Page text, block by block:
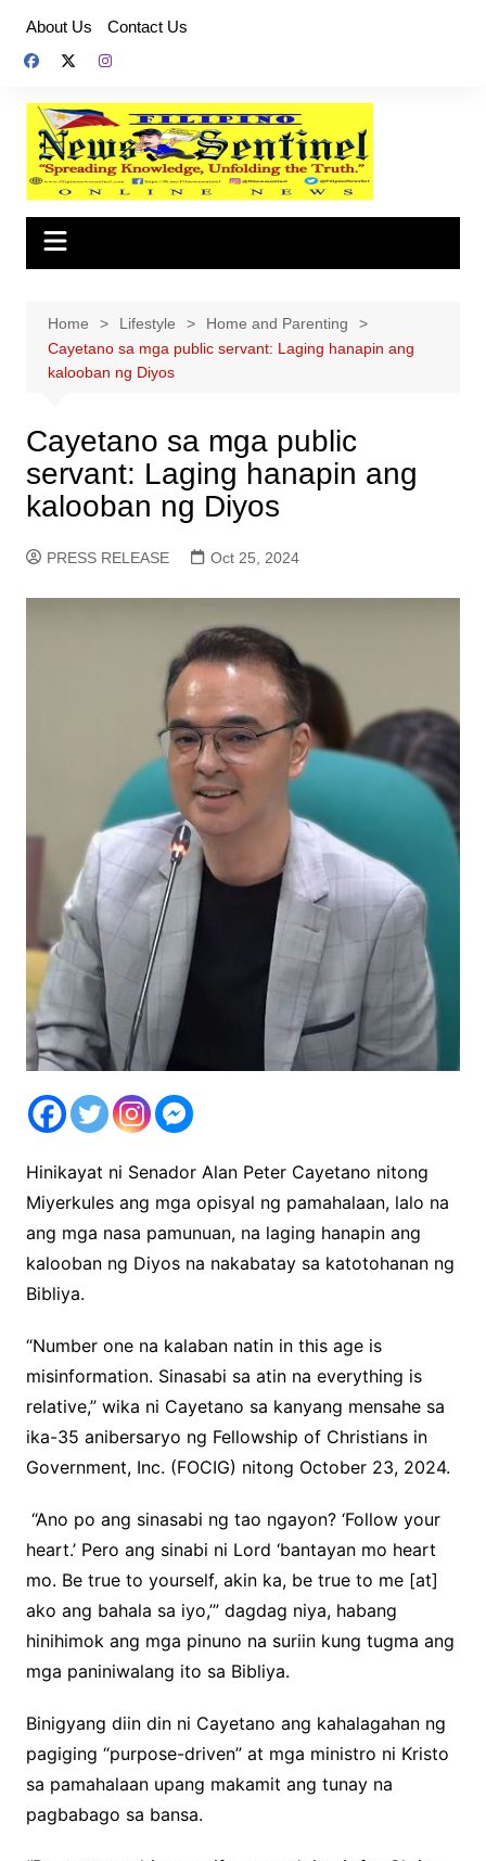
content
About Us Contact Us
Home Lifestyle
Home and Parenting
Cayetano sa mga public servant: Laging hanapin ang
kalooban ng Diyos
Cayetano sa mga public
servant: Laging hanapin ang
kalooban ng Diyos
PRESS RELEASE Oct 25, 2024
Hinikayat ni Senador Alan Peter Cayetano nitong
Miyerkules ang mga opisyal ng pamahalaan, lalo na
ang mga nasa pamunuan, na laging hanapin ang
kalooban ng Diyos na nakabatay sa katotohanan ng
Bibliya.
“Number one na kalaban natin in this age is
misinformation. Sinasabi sa atin na everything is
relative,” wika ni Cayetano sa kanyang mensahe sa
ika-35 anibersaryo ng Fellowship of Christians in
Government, Inc. (FOCIG) nitong October 23, 2024.
“Ano po ang sinasabi ng tao ngayon? ‘Follow your
heart.’ Pero ang sinabi ni Lord ‘bantayan mo heart
mo. Be true to yourself, akin ka, be true to me [at]
ako ang bahala sa iyo,’” dagdag niya, habang
hinihimok ang mga pinuno na suriin kung tugma ang
mga paniniwalang ito sa Bibliya.
Binigyang diin din ni Cayetano ang kahalagahan ng
pagiging “purpose-driven” at mga ministro ni Kristo
sa pamahalaan upang makamit ang tunay na
pagbabago sa bansa.